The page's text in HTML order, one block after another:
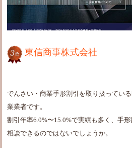
東信商事株式会社
でんさい・商業手形割引を取り扱ってい
業業者です。
割引年率6.0%〜15.0%で実績も多く、手
相談できるのではないでしょうか。